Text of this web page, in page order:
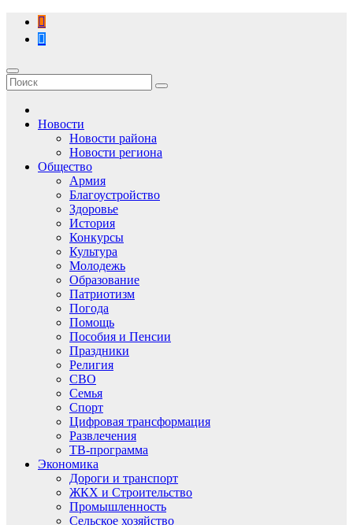
Перейти
содержимому
Новости
Новости района
Новости региона
Общество
Армия
Благоустройство
Здоровье
История
Конкурсы
Культура
Молодежь
Образование
Патриотизм
Погода
Помощь
Пособия и Пенсии
Праздники
Религия
СВО
Семья
Спорт
Цифровая трансформация
Развлечения
ТВ-программа
Экономика
Дороги и транспорт
ЖКХ и Строительство
Промышленность
Сельское хозяйство